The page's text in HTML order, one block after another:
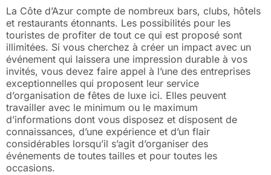
La Côte d’Azur compte de nombreux bars, clubs, hôtels
et restaurants étonnants. Les possibilités pour les
touristes de profiter de tout ce qui est proposé sont
illimitées. Si vous cherchez à créer un impact avec un
événement qui laissera une impression durable à vos
invités, vous devez faire appel à l’une des entreprises
exceptionnelles qui proposent leur service
d’organisation de fêtes de luxe ici. Elles peuvent
travailler avec le minimum ou le maximum
d’informations dont vous disposez et disposent de
connaissances, d’une expérience et d’un flair
considérables lorsqu’il s’agit d’organiser des
événements de toutes tailles et pour toutes les
occasions.